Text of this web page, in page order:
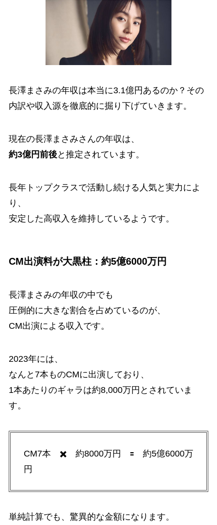
長澤まさみの年収は本当に3.1億円あるのか？その
内訳や収入源を徹底的に掘り下げていきます。
現在の長澤まさみさんの年収は、
約3億円前後と推定されています。
長年トップクラスで活動し続ける人気と実力によ
り、
安定した高収入を維持しているようです。
CM出演料が大黒柱：約5億6000万円
長澤まさみの年収の中でも
圧倒的に大きな割合を占めているのが、
CM出演による収入です。
2023年には、
なんと7本ものCMに出演しており、
1本あたりのギャラは約8,000万円とされていま
す。
CM7本 ✖️ 約8000万円 🟰 約5億6000万
円
単純計算でも、驚異的な金額になります。